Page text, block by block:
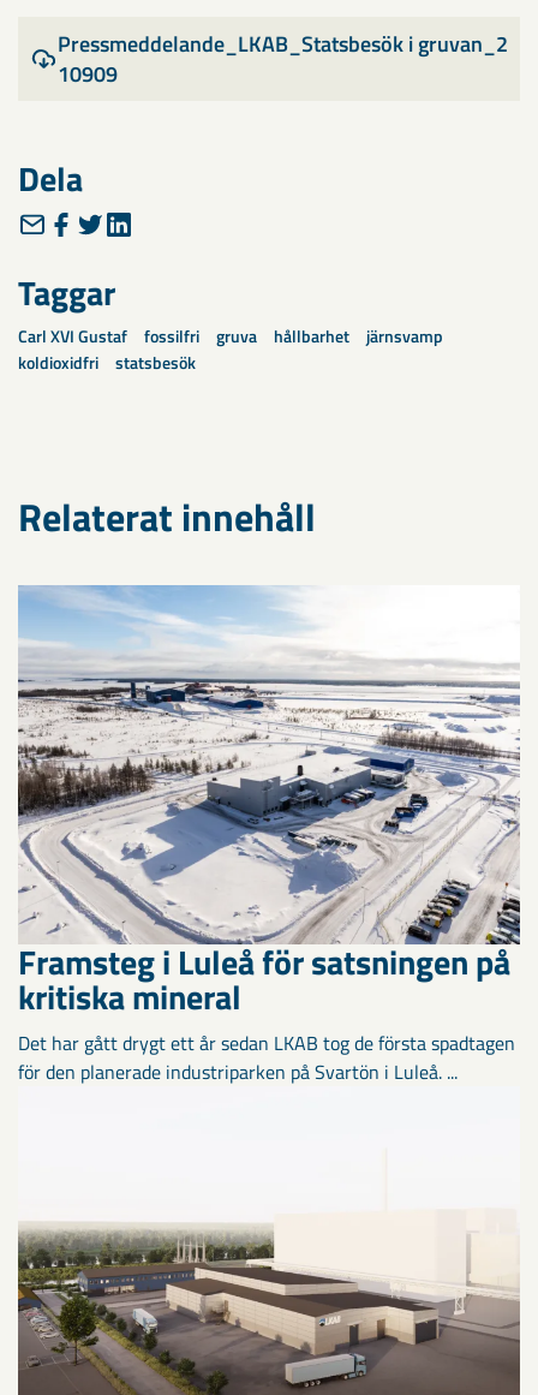
Pressmeddelande_LKAB_Statsbesök i gruvan_2
10909
Dela
Taggar
Carl XVI Gustaf fossilfri gruva hållbarhet
järnsvamp
koldioxidfri
statsbesök
Relaterat innehåll
Framsteg i Luleå för satsningen på
kritiska mineral
Det har gått drygt ett år sedan LKAB tog de första spadtagen
för den planerade industriparken på Svartön i Luleå. ...